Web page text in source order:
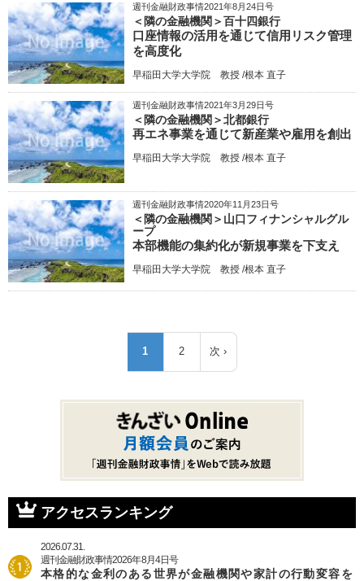
週刊金融財政事情2021年8月24日号
＜隣の金融機関＞百十四銀行
口座情報の活用を通じて信用リスク管理
を高度化
早稲田大学大学院 教授 /根本 直子
週刊金融財政事情2021年3月29日号
＜隣の金融機関＞北都銀行
再エネ事業を通じて新産業や雇用を創出
早稲田大学大学院 教授 /根本 直子
週刊金融財政事情2020年11月23日号
＜隣の金融機関＞山口フィナンシャルグル
ープ
本部機能の集約化が新規事業を下支え
早稲田大学大学院 教授 /根本 直子
ト
ペ
ー
ジ
1
2
ジ
次 ›
アクセスランキング
2026.07.31.
週刊金融財政事情2026年8月4日号
本格的な金利のある世界が金融機関や家計の行動変容を